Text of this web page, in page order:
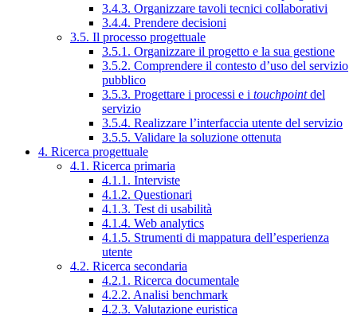
3.4.3. Organizzare tavoli tecnici collaborativi
3.4.4. Prendere decisioni
3.5. Il processo progettuale
3.5.1. Organizzare il progetto e la sua gestione
3.5.2. Comprendere il contesto d’uso del servizio
pubblico
3.5.3. Progettare i processi e i touchpointdel
servizio
3.5.4. Realizzare l’interfaccia utente del servizio
3.5.5. Validare la soluzione ottenuta
4. Ricerca progettuale
4.1. Ricerca primaria
4.1.1. Interviste
4.1.2. Questionari
4.1.3. Test di usabilità
4.1.4. Web analytics
4.1.5. Strumenti di mappatura dell’esperienza
utente
4.2. Ricerca secondaria
4.2.1. Ricerca documentale
4.2.2. Analisi benchmark
4.2.3. Valutazione euristica